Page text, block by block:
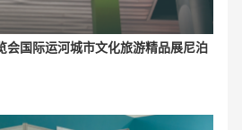
会国际运河城市文化旅游精品展尼泊